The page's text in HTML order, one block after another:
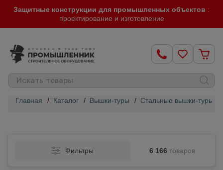
Защитные конструкции для промышленных объектов :
проектирование и изготовление
Главная / Каталог / Вышки-туры / Стальные вышки-туры
Фильтры 6 166 товаров